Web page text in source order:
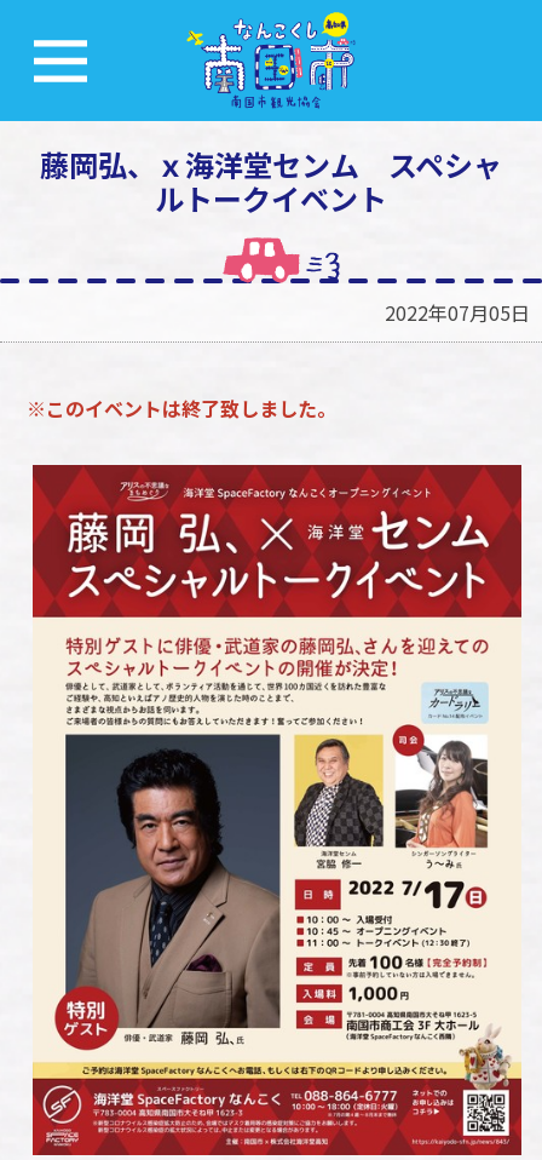
藤岡弘、ｘ海洋堂センム スペシャ
ルトークイベント
2022年07月05日
※このイベントは終了致しました。